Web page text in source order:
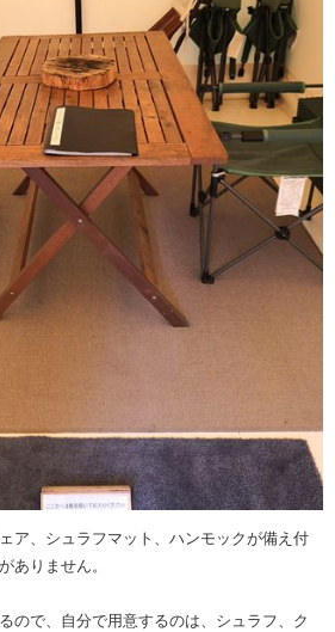
ア、シュラフマット、ハンモックが備え付
ありません。
ので、自分で用意するのは、シュラフ、ク